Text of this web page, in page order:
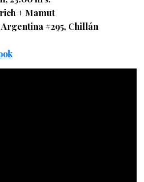
+ Mamut
Argentina #295, Chillán